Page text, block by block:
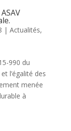
| Actualités,
990 du
l’égalité des
menée
à